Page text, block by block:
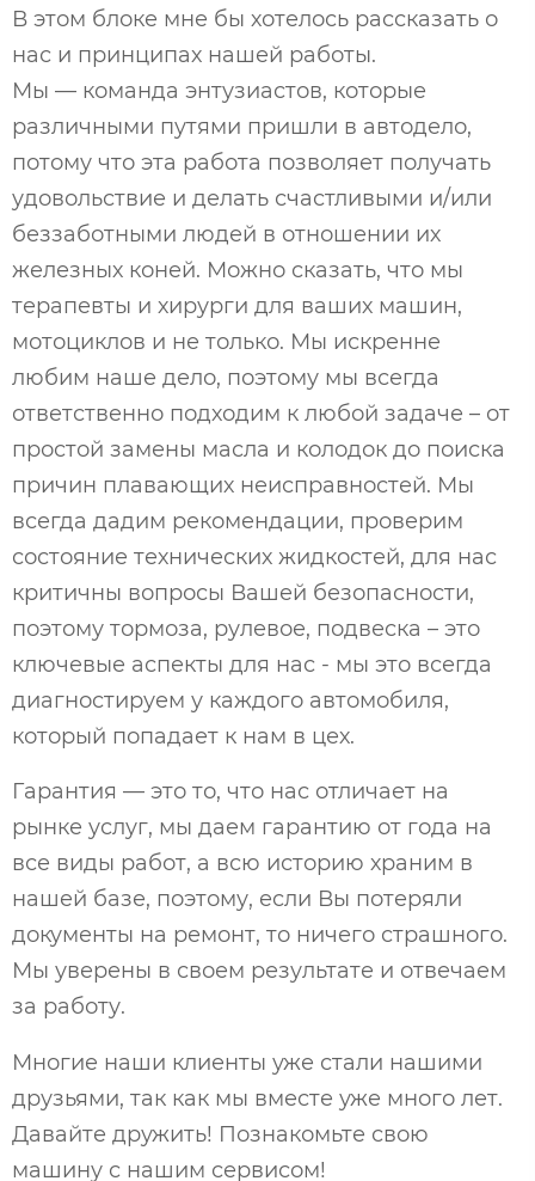
В этом блоке мне бы хотелось рассказать о
нас и принципах нашей работы.
Мы — команда энтузиастов, которые
различными путями пришли в автодело,
потому что эта работа позволяет получать
удовольствие и делать счастливыми и/или
беззаботными людей в отношении их
железных коней. Можно сказать, что мы
терапевты и хирурги для ваших машин,
мотоциклов и не только. Мы искренне
любим наше дело, поэтому мы всегда
ответственно подходим к любой задаче – от
простой замены масла и колодок до поиска
причин плавающих неисправностей. Мы
всегда дадим рекомендации, проверим
состояние технических жидкостей, для нас
критичны вопросы Вашей безопасности,
поэтому тормоза, рулевое, подвеска – это
ключевые аспекты для нас - мы это всегда
диагностируем у каждого автомобиля,
который попадает к нам в цех.
Гарантия — это то, что нас отличает на
рынке услуг, мы даем гарантию от года на
все виды работ, а всю историю храним в
нашей базе, поэтому, если Вы потеряли
документы на ремонт, то ничего страшного.
Мы уверены в своем результате и отвечаем
за работу.
Многие наши клиенты уже стали нашими
друзьями, так как мы вместе уже много лет.
Давайте дружить! Познакомьте свою
машину с нашим сервисом!